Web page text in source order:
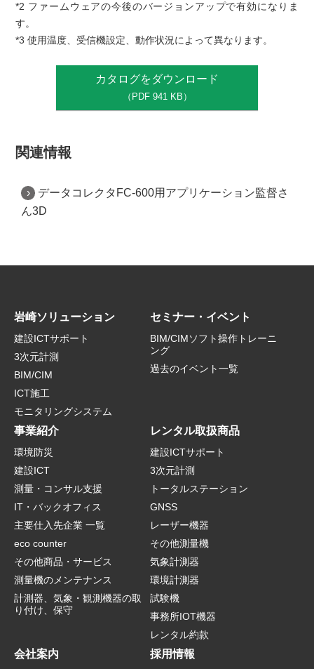
*2 ファームウェアの今後のバージョンアップで有効になりま
す。
*3 使用温度、受信機設定、動作状況によって異なります。
カタログをダウンロード
（PDF 941 KB）
関連情報
データコレクタFC-600用アプリケーション監督さ
ん3D
岩崎ソリューション
建設ICTサポート
3次元計測
BIM/CIM
ICT施工
モニタリングシステム
セミナー・イベント
BIM/CIMソフト操作トレーニ
ング
過去のイベント一覧
事業紹介
環境防災
建設ICT
測量・コンサル支援
IT・バックオフィス
主要仕入先企業 一覧
eco counter
その他商品・サービス
測量機のメンテナンス
計測器、気象・観測機器の取
り付け、保守
レンタル取扱商品
建設ICTサポート
3次元計測
トータルステーション
GNSS
レーザー機器
その他測量機
気象計測器
環境計測器
試験機
事務所IOT機器
レンタル約款
会社案内 採用情報